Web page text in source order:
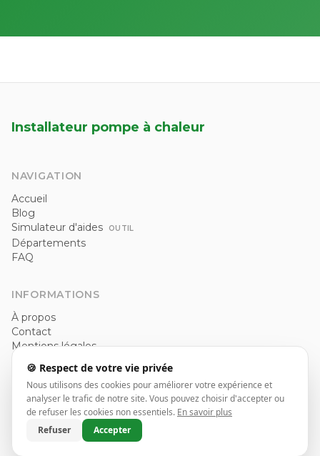
Installateur pompe à chaleur
NAVIGATION
Accueil
Blog
Simulateur d'aides
OUTIL
Départements
FAQ
INFORMATIONS
À propos
Contact
Mentions légales
CGU
© 2026 Installateur pompe à chaleur. Tous droits réservés.
🍪 Respect de votre vie privée
Nous utilisons des cookies pour améliorer votre expérience et
analyser le trafic de notre site. Vous pouvez choisir d'accepter ou
de refuser les cookies non essentiels. En savoir plus
Refuser
Accepter